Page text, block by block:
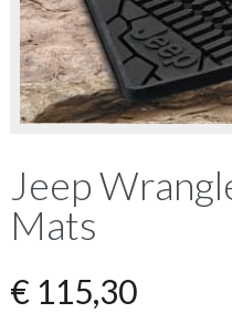
Jeep
Mats
€115,30